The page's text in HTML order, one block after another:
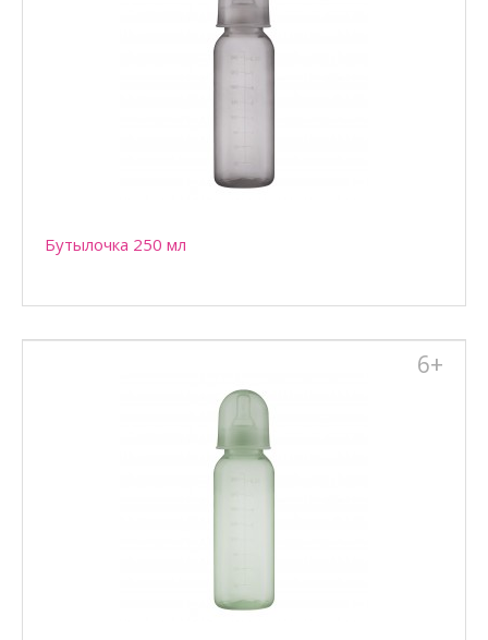
Бутылочка с ручками 125 мл для кормления детей, находящихся
на смешанном или искусственном вскармлив..
Бутылочка 250 мл
6+